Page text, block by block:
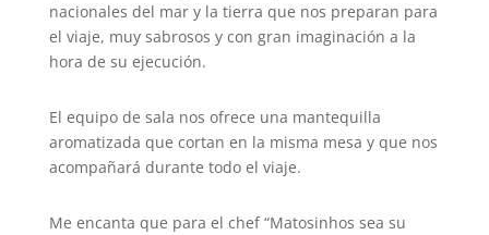
nacionales del mar y la tierra que nos preparan para
el viaje, muy sabrosos y con gran imaginación a la
hora de su ejecución.
El equipo de sala nos ofrece una mantequilla
aromatizada que cortan en la misma mesa y que nos
acompañará durante todo el viaje.
Me encanta que para el chef “Matosinhos sea su